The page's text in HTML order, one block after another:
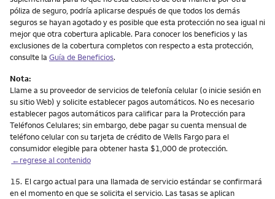
póliza de seguro, podría aplicarse después de que todos los demás
seguros se hayan agotado y es posible que esta protección no sea igual ni
mejor que otra cobertura aplicable. Para conocer los beneficios y las
exclusiones de la cobertura completos con respecto a esta protección,
consulte la Guía de Beneficios.
Nota:
Llame a su proveedor de servicios de telefonía celular (o inicie sesión en
su sitio Web) y solicite establecer pagos automáticos. No es necesario
establecer pagos automáticos para calificar para la Protección para
Teléfonos Celulares; sin embargo, debe pagar su cuenta mensual de
teléfono celular con su tarjeta de crédito de Wells Fargo para el
consumidor elegible para obtener hasta $1,000 de protección.
←regrese al contenido
Nota
15. El cargo actual para una llamada de servicio estándar se confirmará
en el momento en que se solicita el servicio. Las tasas se aplican